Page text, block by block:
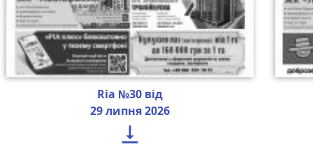
Ria №30 від
29 липня 2026
